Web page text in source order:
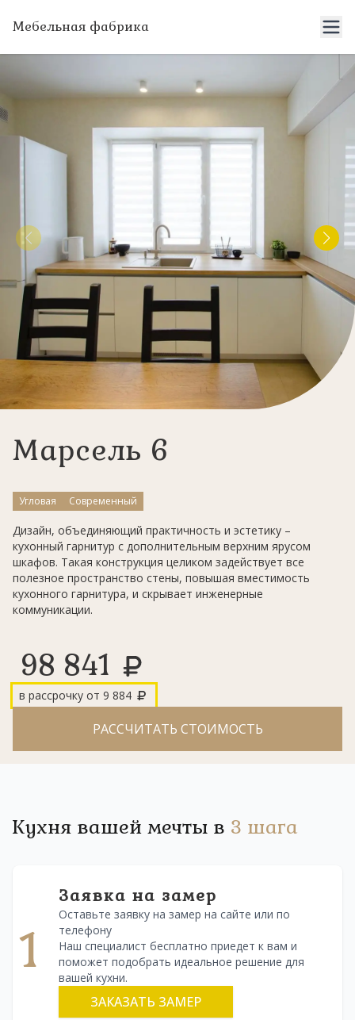
Мебельная фабрика
Марсель 6
Угловая Современный
Дизайн, объединяющий практичность и эстетику –
кухонный гарнитур с дополнительным верхним ярусом
шкафов. Такая конструкция целиком задействует все
полезное пространство стены, повышая вместимость
кухонного гарнитура, и скрывает инженерные
коммуникации.
98 841
в рассрочку от 9 884
РАССЧИТАТЬ СТОИМОСТЬ
Кухня вашей мечты в 3 шага
1
Заявка на замер
Оставьте заявку на замер на сайте или по
телефону
Наш специалист бесплатно приедет к вам и
поможет подобрать идеальное решение для
вашей кухни.
ЗАКАЗАТЬ ЗАМЕР